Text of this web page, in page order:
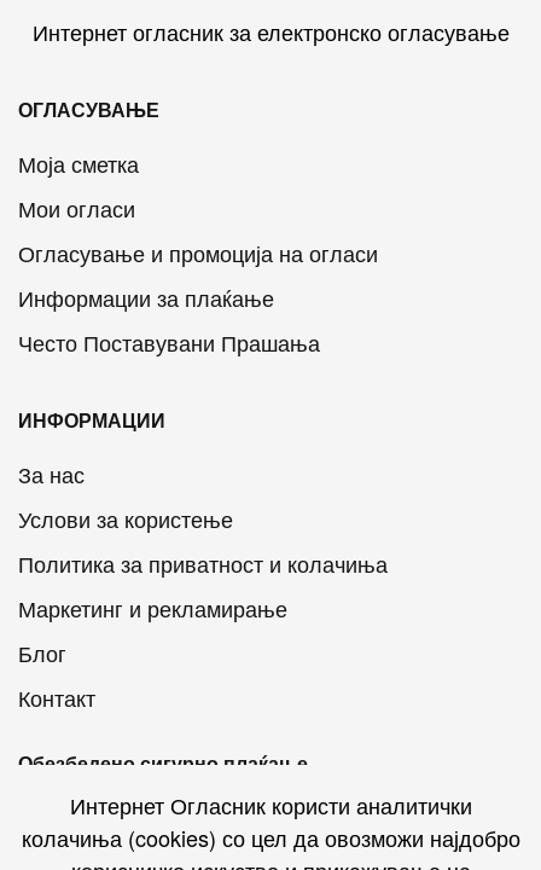
Интернет огласник за електронско огласување
ОГЛАСУВАЊЕ
Моја сметка
Мои огласи
Огласување и промоција на огласи
Информации за плаќање
Често Поставувани Прашања
ИНФОРМАЦИИ
За нас
Услови за користење
Политика за приватност и колачиња
Маркетинг и рекламирање
Блог
Контакт
Обезбедено сигурно плаќање
Интернет Огласник користи аналитички
колачиња (cookies) со цел да овозможи најдобро